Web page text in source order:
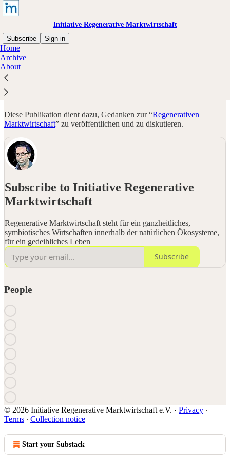
Initiative Regenerative Marktwirtschaft
Subscribe
Sign in
Home
Archive
About
Was ist das?
Diese Publikation dient dazu, Gedanken zur “Regenerativen
Marktwirtschaft” zu veröffentlichen und zu diskutieren.
Subscribe to Initiative Regenerative
Marktwirtschaft
Regenerative Marktwirtschaft steht für ein ganzheitliches,
symbiotisches Wirtschaften innerhalb der natürlichen Ökosysteme,
für ein gedeihliches Leben
Subscribe
People
© 2026 Initiative Regenerative Marktwirtschaft e.V. · Privacy ∙
Terms ∙ Collection notice
Start your Substack